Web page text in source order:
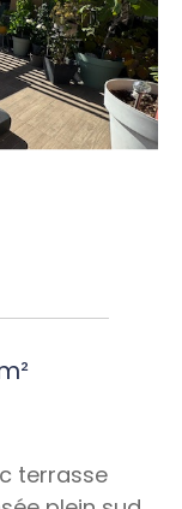
terrasse